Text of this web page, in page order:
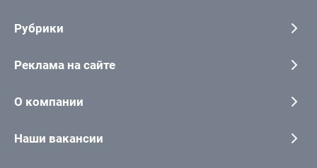
Рубрики
Реклама на сайте
О компании
Наши вакансии